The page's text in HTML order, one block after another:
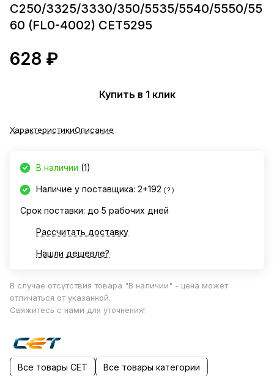
C250/3325/3330/350/5535/5540/5550/55
60 (FL0-4002) CET5295
628 ₽
Купить в 1 клик
ХарактеристикиОписание
В наличии (1)
Наличие у поставщика: 2+192 ?
Срок поставки: до 5 рабочих дней
Рассчитать доставку
Нашли дешевле?
В случае отсутствия товара "В наличии" - цена может
отличаться от указанной.
Свяжитесь с нами для уточнения!
Все товары CET Все товары категории